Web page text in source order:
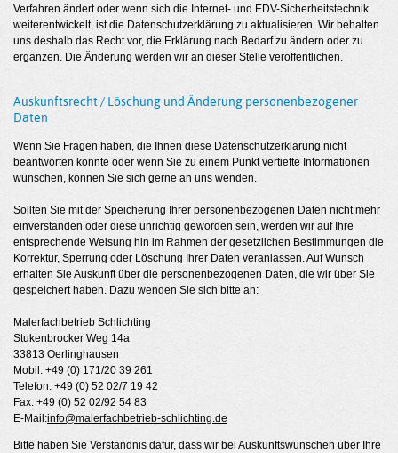
Verfahren ändert oder wenn sich die Internet- und EDV-Sicherheitstechnik
weiterentwickelt, ist die Datenschutzerklärung zu aktualisieren. Wir behalten
uns deshalb das Recht vor, die Erklärung nach Bedarf zu ändern oder zu
ergänzen. Die Änderung werden wir an dieser Stelle veröffentlichen.
Auskunftsrecht / Löschung und Änderung personenbezogener
Daten
Wenn Sie Fragen haben, die Ihnen diese Datenschutzerklärung nicht
beantworten konnte oder wenn Sie zu einem Punkt vertiefte Informationen
wünschen, können Sie sich gerne an uns wenden.
Sollten Sie mit der Speicherung Ihrer personenbezogenen Daten nicht mehr
einverstanden oder diese unrichtig geworden sein, werden wir auf Ihre
entsprechende Weisung hin im Rahmen der gesetzlichen Bestimmungen die
Korrektur, Sperrung oder Löschung Ihrer Daten veranlassen. Auf Wunsch
erhalten Sie Auskunft über die personenbezogenen Daten, die wir über Sie
gespeichert haben. Dazu wenden Sie sich bitte an:
Malerfachbetrieb Schlichting
Stukenbrocker Weg 14a
33813 Oerlinghausen
Mobil: +49 (0) 171/20 39 261
Telefon: +49 (0) 52 02/7 19 42
Fax: +49 (0) 52 02/92 54 83
E-Mail:info@malerfachbetrieb-schlichting.de
Bitte haben Sie Verständnis dafür, dass wir bei Auskunftswünschen über Ihre